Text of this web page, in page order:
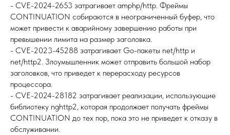
- CVE-2024-2653 затрагивает amphp/http. Фреймы
CONTINUATION собираются в неограниченный буфер, что
может привести к аварийному завершению работы при
превышении лимита на размер заголовка.
- CVE-2023-45288 затрагивает Go-пакеты net/http и
net/http2. Злоумышленник может отправить большой набор
заголовков, что приведет к перерасходу ресурсов
процессора.
- CVE-2024-28182 затрагивает реализации, использующие
библиотеку nghttp2, которая продолжает получать фреймы
CONTINUATION до тех пор, пока это не приведет к отказу в
обслуживании.